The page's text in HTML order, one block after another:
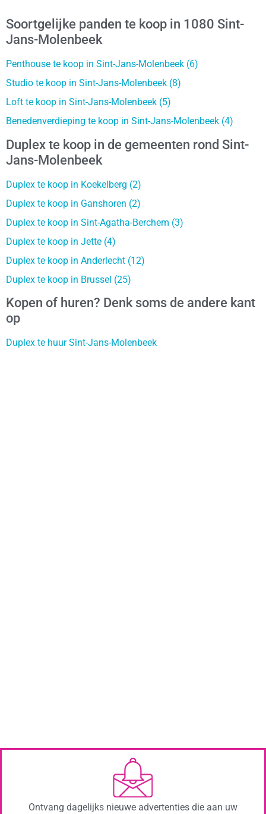
Soortgelijke panden te koop in 1080 Sint-
Jans-Molenbeek
Penthouse te koop in Sint-Jans-Molenbeek (6)
Studio te koop in Sint-Jans-Molenbeek (8)
Loft te koop in Sint-Jans-Molenbeek (5)
Benedenverdieping te koop in Sint-Jans-Molenbeek (4)
Duplex te koop in de gemeenten rond Sint-
Jans-Molenbeek
Duplex te koop in Koekelberg (2)
Duplex te koop in Ganshoren (2)
Duplex te koop in Sint-Agatha-Berchem (3)
Duplex te koop in Jette (4)
Duplex te koop in Anderlecht (12)
Duplex te koop in Brussel (25)
Kopen of huren? Denk soms de andere kant
op
Duplex te huur Sint-Jans-Molenbeek
Ontvang dagelijks nieuwe advertenties die aan uw